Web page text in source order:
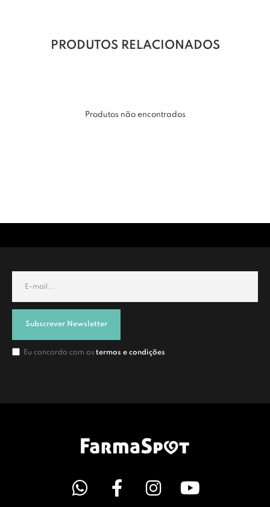
PRODUTOS RELACIONADOS
Produtos não encontrados
Subscrever Newsletter
Eu concordo com os termos e condições